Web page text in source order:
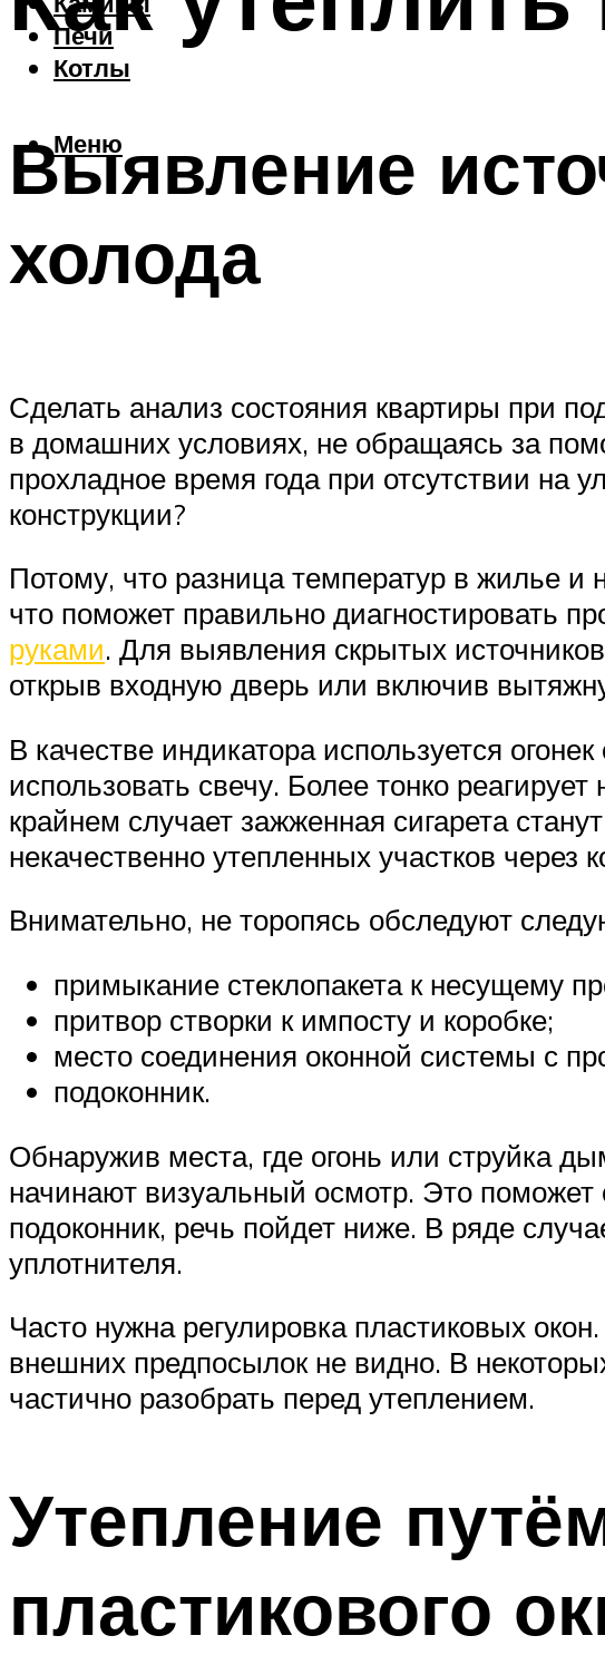
Печи
Котлы
Меню
Выявление
холода
Сделать анализ состояния квартиры при
в домашних условиях, не обращаясь за
прохладное время года при отсутствии на
конструкции?
Потому, что разница температур в жилье и
что поможет правильно диагностировать
руками. Для выявления скрытых
открыв входную дверь или включив
В качестве индикатора используется
использовать свечу. Более тонко
крайнем случает зажженная сигарета
некачественно утепленных участков через
Внимательно, не торопясь обследуют
примыкание стеклопакета к несущему
притвор створки к импосту и коробке;
место соединения оконной системы с
подоконник.
Обнаружив места, где огонь или струйка
начинают визуальный осмотр. Это поможет
подоконник, речь пойдет ниже. В ряде
уплотнителя.
Часто нужна регулировка пластиковых
внешних предпосылок не видно. В
частично разобрать перед утеплением.
Утепление
пластикового